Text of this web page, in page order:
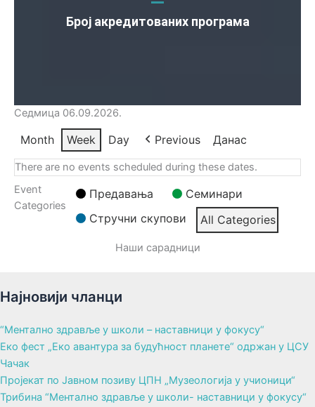
Број акредитованих програма
Седмица 06.09.2026.
Month Week Day Previous Данас
There are no events scheduled during these dates.
Event
Categories
Предавања
Семинари
Стручни скупови
All Categories
Наши сарадници
Најновији чланци
“Ментално здравље у школи – наставници у фокусу“
Еко фест „Еко авантура за будућност планете“ одржан у ЦСУ
Чачак
Пројекат по Јавном позиву ЦПН „Музеологија у учионици“
Трибина “Ментално здравље у школи- наставници у фокусу“